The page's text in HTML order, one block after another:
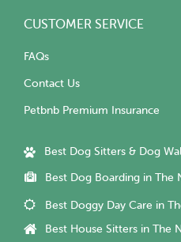
CUSTOMER SERVICE
FAQs
Contact Us
Petbnb Premium Insurance
Best Dog Sitters & Dog
Best Dog Boarding in The
Best Doggy Day Care in
Best House Sitters in The